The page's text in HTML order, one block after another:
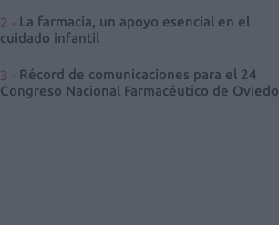
La farmacia, un apoyo esencial en el
cuidado infantil
Récord de comunicaciones para el 24
Congreso Nacional Farmacéutico de Oviedo